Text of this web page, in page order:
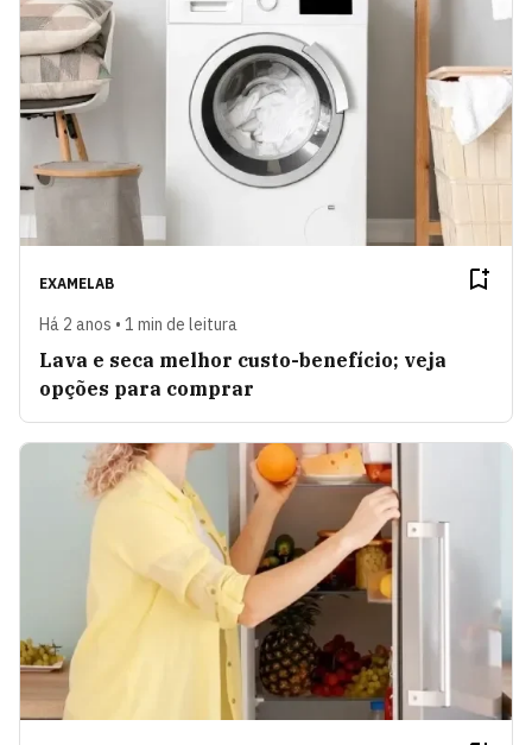
EXAMELAB
Há 2 anos • 1 min de leitura
Lava e seca melhor custo-benefício; veja
opções para comprar